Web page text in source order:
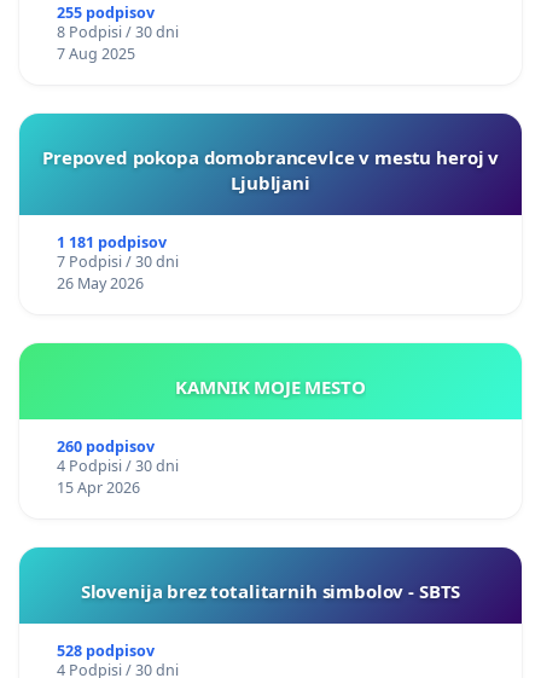
255 podpisov
8 Podpisi / 30 dni
7 Aug 2025
Prepoved pokopa domobrancevlce v mestu heroj v
Ljubljani
1 181 podpisov
7 Podpisi / 30 dni
26 May 2026
KAMNIK MOJE MESTO
260 podpisov
4 Podpisi / 30 dni
15 Apr 2026
Slovenija brez totalitarnih simbolov - SBTS
528 podpisov
4 Podpisi / 30 dni